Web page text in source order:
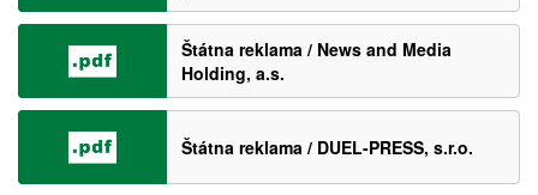
Štátna reklama / News and Media
Holding, a.s.
Štátna reklama / DUEL-PRESS, s.r.o.